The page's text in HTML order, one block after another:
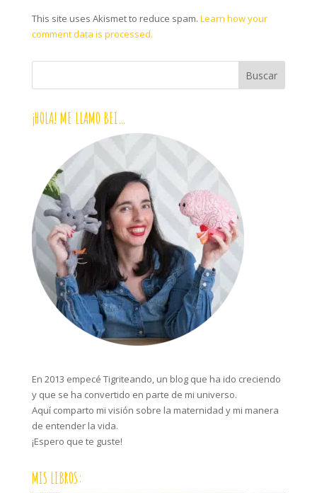
This site uses Akismet to reduce spam. Learn how your
comment data is processed.
¡HOLA! ME LLAMO BEI…
En 2013 empecé Tigriteando, un blog que ha ido creciendo
y que se ha convertido en parte de mi universo.
Aquí comparto mi visión sobre la maternidad y mi manera
de entender la vida.
¡Espero que te guste!
MIS LIBROS: